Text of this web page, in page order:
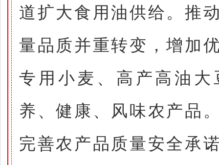
道扩大食用油供给。推
量品质并重转变，增加
专用小麦、高产高油
养、健康、风味农产品
完善农产品质量安全承